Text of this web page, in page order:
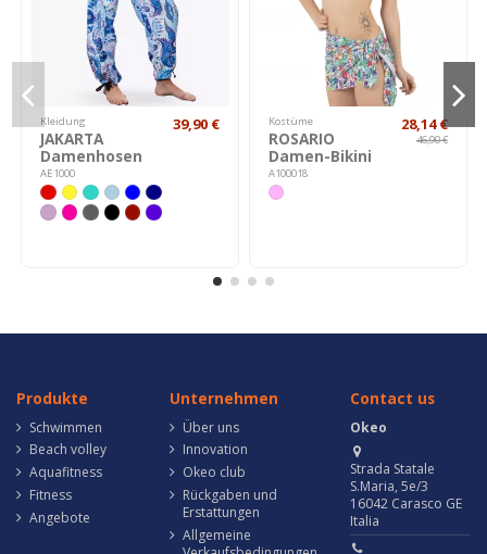
Kleidung
JAKARTA
Damenhosen
AE1000
39,90 € Kostüme
ROSARIO
Damen-Bikini
A100018
28,14 €
46,90 €
Produkte
Schwimmen
Beach volley
Aquafitness
Fitness
Angebote
Unternehmen
Über uns
Innovation
Okeo club
Rückgaben und
Erstattungen
Allgemeine
Contact us
Okeo
Strada Statale
S.Maria, 5e/3
16042 Carasco GE
Italia